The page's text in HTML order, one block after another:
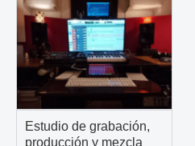
Estudio de grabación,
producción y mezcla